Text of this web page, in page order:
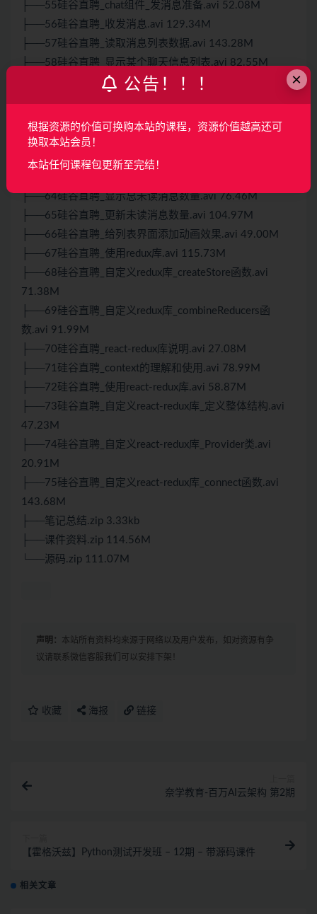
├──55硅谷直聘_chat组件_发消息准备.avi 52.08M
├──56硅谷直聘_收发消息.avi 129.34M
├──57硅谷直聘_读取消息列表数据.avi 143.28M
├──58硅谷直聘_显示某个聊天信息列表.avi 82.55M
├──59硅谷直聘_发消息和接收消息显示.avi 59.15M
├──61硅谷直聘_完善聊天界面效果.avi 48.34M
├──62硅谷直聘_显示分组消息列表.avi 166.71M
├──63硅谷直聘_显示聊天组件的未读消息数量.avi
├──64硅谷直聘_显示总未读消息数量.avi 76.46M
├──65硅谷直聘_更新未读消息数量.avi 104.97M
├──66硅谷直聘_给列表界面添加动画效果.avi 49.00M
├──67硅谷直聘_使用redux库.avi 115.73M
├──68硅谷直聘_自定义redux库_createStore函数.avi
71.38M
├──69硅谷直聘_自定义redux库_combineReducers函
数.avi 91.99M
├──70硅谷直聘_react-redux库说明.avi 27.08M
├──71硅谷直聘_context的理解和使用.avi 78.99M
├──72硅谷直聘_使用react-redux库.avi 58.87M
├──73硅谷直聘_自定义react-redux库_定义整体结构.avi
47.23M
├──74硅谷直聘_自定义react-redux库_Provider类.avi
20.91M
├──75硅谷直聘_自定义react-redux库_connect函数.avi
143.68M
├──笔记总结.zip 3.33kb
├──课件资料.zip 114.56M
└──源码.zip 111.07M
声明： 本站所有资料均来源于网络以及用户发布，如对资源有争
议请联系微信客服我们可以安排下架！
收藏 海报 链接
奈学教育-百万AI云架构 第2期
【霍格沃兹】Python测试开发班 – 12期 – 带源码课件
相关文章
×
公告！！！
根据资源的价值可换购本站的课程，资源价值越高还可
换取本站会员！
本站任何课程包更新至完结！